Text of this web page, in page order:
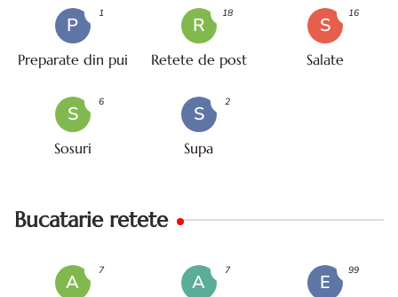
P
Preparate din pui
1
R
Retete de post
18
S
Salate
16
S
Sosuri
6
S
Supa
2
Bucatarie retete
A
7
A
7
E
99